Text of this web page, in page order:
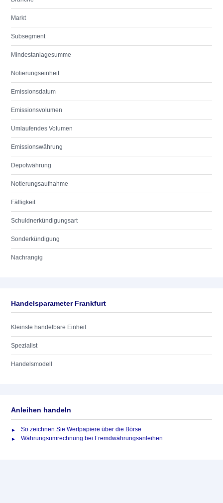
Markt
Subsegment
Mindestanlagesumme
Notierungseinheit
Emissionsdatum
Emissionsvolumen
Umlaufendes Volumen
Emissionswährung
Depotwährung
Notierungsaufnahme
Fälligkeit
Schuldnerkündigungsart
Sonderkündigung
Nachrangig
Handelsparameter Frankfurt
Kleinste handelbare Einheit
Spezialist
Handelsmodell
Anleihen handeln
So zeichnen Sie Wertpapiere über die Börse
Währungsumrechnung bei Fremdwährungsanleihen